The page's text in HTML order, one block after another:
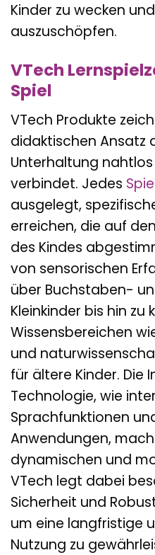
Kinder zu wecken
auszuschöpfen.
VTech
Spiel
VTech Produkte
didaktischen Ansatz
Unterhaltung
verbindet. Jedes
ausgelegt,
erreichen, die auf
des Kindes
von sensorischen
über Buchstaben-
Kleinkinder bis hin zu
Wissensbereichen
und
für ältere Kinder. Die
Technologie, wie
Sprachfunktionen
Anwendungen,
dynamischen und
VTech legt dabei
Sicherheit und
um eine langfristige
Nutzung zu